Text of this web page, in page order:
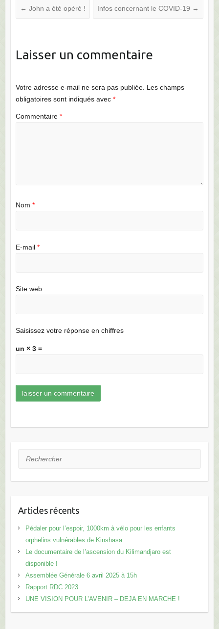
← John a été opéré ! Infos concernant le COVID-19 →
Laisser un commentaire
Votre adresse e-mail ne sera pas publiée. Les champs
obligatoires sont indiqués avec *
Commentaire *
Nom *
E-mail *
Site web
Saisissez votre réponse en chiffres
un × 3 =
Rechercher
Articles récents
Pédaler pour l’espoir, 1000km à vélo pour les enfants
orphelins vulnérables de Kinshasa
Le documentaire de l’ascension du Kilimandjaro est
disponible !
Assemblée Générale 6 avril 2025 à 15h
Rapport RDC 2023
UNE VISION POUR L’AVENIR – DEJA EN MARCHE !